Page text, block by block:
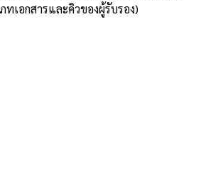
เอกสารและคิวของผู้รับรอง)